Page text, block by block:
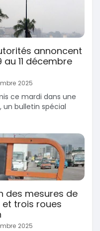
annoncent
au 11 décembre
2025
ce mardi dans une
un bulletin spécial
des mesures de
trois roues
2025